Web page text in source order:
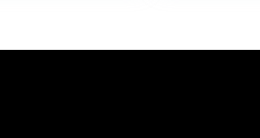
Jaar